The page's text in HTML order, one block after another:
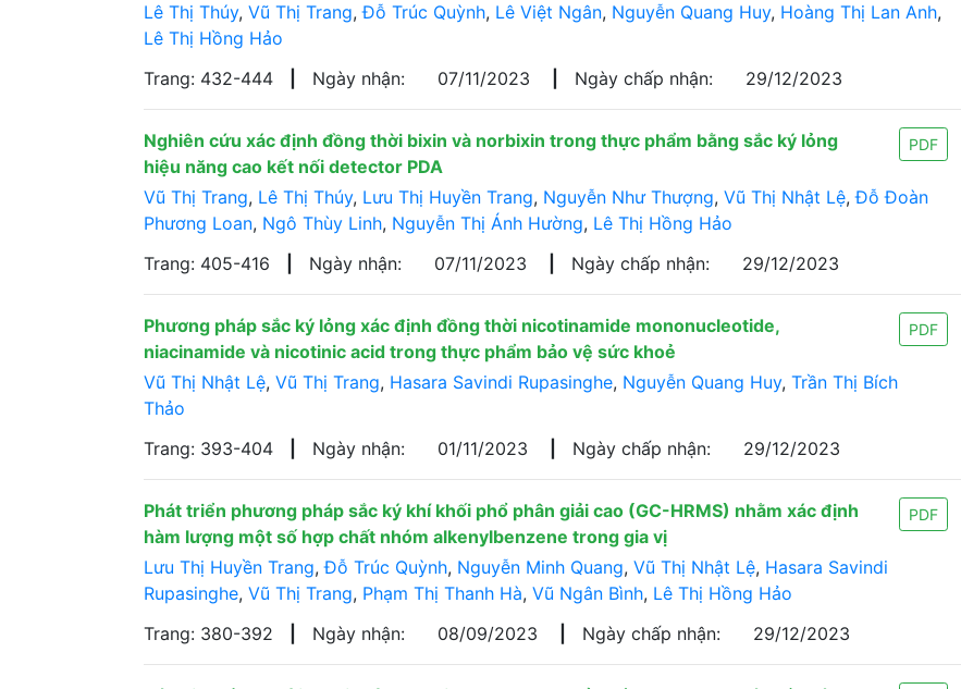
Lê Thị Thúy, Vũ Thị Trang,Đỗ Trúc Quỳnh, Lê Việt Ngân, Nguyễn Quang Huy, Hoàng Thị Lan Anh,
Lê Thị Hồng Hảo
Trang: 432-444
Ngày nhận: 07/11/2023 Ngày chấp nhận: 29/12/2023
Nghiên cứu xác định đồng thời bixin và norbixin trong thực phẩm bằng sắc ký lỏng
hiệu năng cao kết nối detector PDA
PDF
Vũ Thị Trang, Lê Thị Thúy, Lưu Thị Huyền Trang, Nguyễn Như Thượng, Vũ Thị Nhật Lệ,Đỗ Đoàn
Phương Loan, Ngô Thùy Linh, Nguyễn Thị Ánh Hường, Lê Thị Hồng Hảo
Trang: 405-416
Ngày nhận: 07/11/2023 Ngày chấp nhận: 29/12/2023
Phương pháp sắc ký lỏng xác định đồng thời nicotinamide mononucleotide,
niacinamide và nicotinic acid trong thực phẩm bảo vệ sức khoẻ
PDF
Vũ Thị Nhật Lệ, Vũ Thị Trang, Hasara Savindi Rupasinghe, Nguyễn Quang Huy, Trần Thị Bích
Thảo
Trang: 393-404
Ngày nhận: 01/11/2023 Ngày chấp nhận: 29/12/2023
Phát triển phương pháp sắc ký khí khối phổ phân giải cao (GC-HRMS) nhằm xác định
hàm lượng một số hợp chất nhóm alkenylbenzene trong gia vị
PDF
Lưu Thị Huyền Trang,Đỗ Trúc Quỳnh, Nguyễn Minh Quang, Vũ Thị Nhật Lệ, Hasara Savindi
Rupasinghe, Vũ Thị Trang, Phạm Thị Thanh Hà, Vũ Ngân Bình, Lê Thị Hồng Hảo
Trang: 380-392
Ngày nhận: 08/09/2023 Ngày chấp nhận: 29/12/2023